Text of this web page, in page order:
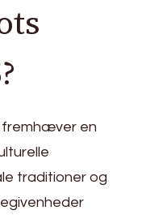
fremhæver en
traditioner og